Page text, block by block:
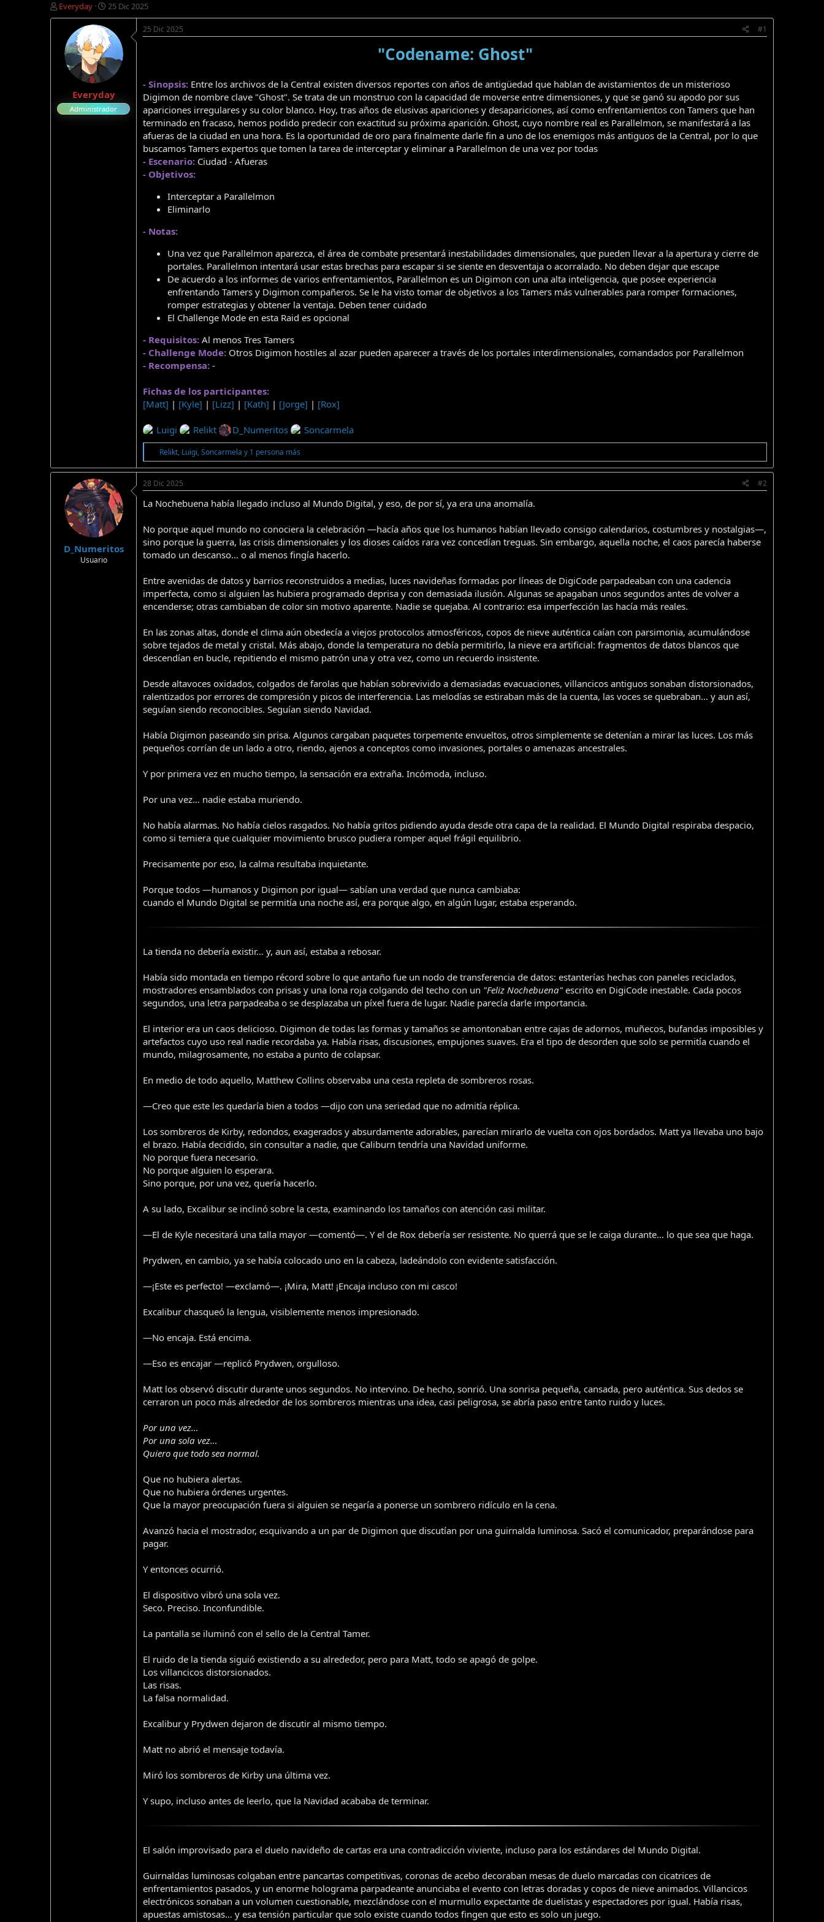
I
n
d
e
Everyday
F
e
c
h
a
d
e
i
n
i
c
25 Dic 2025
Everyday
Administrador
25 Dic 2025 #1
"Codename: Ghost"
- Sinopsis: Entre los archivos de la Central existen diversos reportes con años de antigüedad que hablan de avistamientos de un misterioso
Digimon de nombre clave "Ghost". Se trata de un monstruo con la capacidad de moverse entre dimensiones, y que se ganó su apodo por sus
apariciones irregulares y su color blanco. Hoy, tras años de elusivas apariciones y desapariciones, así como enfrentamientos con Tamers que han
terminado en fracaso, hemos podido predecir con exactitud su próxima aparición. Ghost, cuyo nombre real es Parallelmon, se manifestará a las
afueras de la ciudad en una hora. Es la oportunidad de oro para finalmente darle fin a uno de los enemigos más antiguos de la Central, por lo que
buscamos Tamers expertos que tomen la tarea de interceptar y eliminar a Parallelmon de una vez por todas
- Escenario: Ciudad - Afueras
- Objetivos:
Interceptar a Parallelmon
Eliminarlo
- Notas:
Una vez que Parallelmon aparezca, el área de combate presentará inestabilidades dimensionales, que pueden llevar a la apertura y cierre de
portales. Parallelmon intentará usar estas brechas para escapar si se siente en desventaja o acorralado. No deben dejar que escape
De acuerdo a los informes de varios enfrentamientos, Parallelmon es un Digimon con una alta inteligencia, que posee experiencia
enfrentando Tamers y Digimon compañeros. Se le ha visto tomar de objetivos a los Tamers más vulnerables para romper formaciones,
romper estrategias y obtener la ventaja. Deben tener cuidado
El Challenge Mode en esta Raid es opcional
- Requisitos: Al menos Tres Tamers
- Challenge Mode: Otros Digimon hostiles al azar pueden aparecer a través de los portales interdimensionales, comandados por Parallelmon
- Recompensa: -
Fichas de los participantes:
[Matt] | [Kyle] | [Lizz] | [Kath] | [Jorge] | [Rox]
Luigi Relikt D_Numeritos Soncarmela
R
e
a
c
c
i
o
e
s
:
Relikt, Luigi,Soncarmela y 1 persona más
D_Numeritos
Usuario
28 Dic 2025 #2
La Nochebuena había llegado incluso al Mundo Digital, y eso, de por sí, ya era una anomalía.
No porque aquel mundo no conociera la celebración —hacía años que los humanos habían llevado consigo calendarios, costumbres y nostalgias—,
sino porque la guerra, las crisis dimensionales y los dioses caídos rara vez concedían treguas. Sin embargo, aquella noche, el caos parecía haberse
tomado un descanso… o al menos fingía hacerlo.
Entre avenidas de datos y barrios reconstruidos a medias, luces navideñas formadas por líneas de DigiCode parpadeaban con una cadencia
imperfecta, como si alguien las hubiera programado deprisa y con demasiada ilusión. Algunas se apagaban unos segundos antes de volver a
encenderse; otras cambiaban de color sin motivo aparente. Nadie se quejaba. Al contrario: esa imperfección las hacía más reales.
En las zonas altas, donde el clima aún obedecía a viejos protocolos atmosféricos, copos de nieve auténtica caían con parsimonia, acumulándose
sobre tejados de metal y cristal. Más abajo, donde la temperatura no debía permitirlo, la nieve era artificial: fragmentos de datos blancos que
descendían en bucle, repitiendo el mismo patrón una y otra vez, como un recuerdo insistente.
Desde altavoces oxidados, colgados de farolas que habían sobrevivido a demasiadas evacuaciones, villancicos antiguos sonaban distorsionados,
ralentizados por errores de compresión y picos de interferencia. Las melodías se estiraban más de la cuenta, las voces se quebraban… y aun así,
seguían siendo reconocibles. Seguían siendo Navidad.
Había Digimon paseando sin prisa. Algunos cargaban paquetes torpemente envueltos, otros simplemente se detenían a mirar las luces. Los más
pequeños corrían de un lado a otro, riendo, ajenos a conceptos como invasiones, portales o amenazas ancestrales.
Y por primera vez en mucho tiempo, la sensación era extraña. Incómoda, incluso.
Por una vez… nadie estaba muriendo.
No había alarmas. No había cielos rasgados. No había gritos pidiendo ayuda desde otra capa de la realidad. El Mundo Digital respiraba despacio,
como si temiera que cualquier movimiento brusco pudiera romper aquel frágil equilibrio.
Precisamente por eso, la calma resultaba inquietante.
Porque todos —humanos y Digimon por igual— sabían una verdad que nunca cambiaba:
cuando el Mundo Digital se permitía una noche así, era porque algo, en algún lugar, estaba esperando.
La tienda no debería existir… y, aun así, estaba a rebosar.
Había sido montada en tiempo récord sobre lo que antaño fue un nodo de transferencia de datos: estanterías hechas con paneles reciclados,
mostradores ensamblados con prisas y una lona roja colgando del techo con un "Feliz Nochebuena" escrito en DigiCode inestable. Cada pocos
segundos, una letra parpadeaba o se desplazaba un píxel fuera de lugar. Nadie parecía darle importancia.
El interior era un caos delicioso. Digimon de todas las formas y tamaños se amontonaban entre cajas de adornos, muñecos, bufandas imposibles y
artefactos cuyo uso real nadie recordaba ya. Había risas, discusiones, empujones suaves. Era el tipo de desorden que solo se permitía cuando el
mundo, milagrosamente, no estaba a punto de colapsar.
En medio de todo aquello, Matthew Collins observaba una cesta repleta de sombreros rosas.
—Creo que este les quedaría bien a todos —dijo con una seriedad que no admitía réplica.
Los sombreros de Kirby, redondos, exagerados y absurdamente adorables, parecían mirarlo de vuelta con ojos bordados. Matt ya llevaba uno bajo
el brazo. Había decidido, sin consultar a nadie, que Caliburn tendría una Navidad uniforme.
No porque fuera necesario.
No porque alguien lo esperara.
Sino porque, por una vez, quería hacerlo.
A su lado, Excalibur se inclinó sobre la cesta, examinando los tamaños con atención casi militar.
—El de Kyle necesitará una talla mayor —comentó—. Y el de Rox debería ser resistente. No querrá que se le caiga durante… lo que sea que haga.
Prydwen, en cambio, ya se había colocado uno en la cabeza, ladeándolo con evidente satisfacción.
—¡Este es perfecto! —exclamó—. ¡Mira, Matt! ¡Encaja incluso con mi casco!
Excalibur chasqueó la lengua, visiblemente menos impresionado.
—No encaja. Está encima.
—Eso es encajar —replicó Prydwen, orgulloso.
Matt los observó discutir durante unos segundos. No intervino. De hecho, sonrió. Una sonrisa pequeña, cansada, pero auténtica. Sus dedos se
cerraron un poco más alrededor de los sombreros mientras una idea, casi peligrosa, se abría paso entre tanto ruido y luces.
Por una vez…
Por una sola vez…
Quiero que todo sea normal.
Que no hubiera alertas.
Que no hubiera órdenes urgentes.
Que la mayor preocupación fuera si alguien se negaría a ponerse un sombrero ridículo en la cena.
Avanzó hacia el mostrador, esquivando a un par de Digimon que discutían por una guirnalda luminosa. Sacó el comunicador, preparándose para
pagar.
Y entonces ocurrió.
El dispositivo vibró una sola vez.
Seco. Preciso. Inconfundible.
La pantalla se iluminó con el sello de la Central Tamer.
El ruido de la tienda siguió existiendo a su alrededor, pero para Matt, todo se apagó de golpe.
Los villancicos distorsionados.
Las risas.
La falsa normalidad.
Excalibur y Prydwen dejaron de discutir al mismo tiempo.
Matt no abrió el mensaje todavía.
Miró los sombreros de Kirby una última vez.
Y supo, incluso antes de leerlo, que la Navidad acababa de terminar.
El salón improvisado para el duelo navideño de cartas era una contradicción viviente, incluso para los estándares del Mundo Digital.
Guirnaldas luminosas colgaban entre pancartas competitivas, coronas de acebo decoraban mesas de duelo marcadas con cicatrices de
enfrentamientos pasados, y un enorme holograma parpadeante anunciaba el evento con letras doradas y copos de nieve animados. Villancicos
electrónicos sonaban a un volumen cuestionable, mezclándose con el murmullo expectante de duelistas y espectadores por igual. Había risas,
apuestas amistosas… y esa tensión particular que solo existe cuando todos fingen que esto es solo un juego.